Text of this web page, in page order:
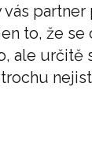
vás partner
to, že se
ale určitě